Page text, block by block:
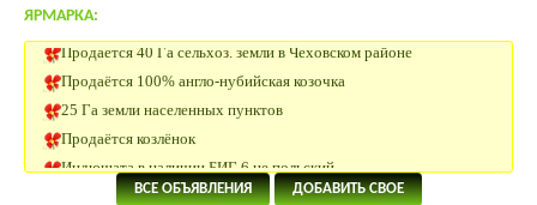
ЯРМАРКА:
Продается 40 Га сельхоз. земли в Чеховском районе
коза породы ламанчи
ВСЕ ОБЪЯВЛЕНИЯ ДОБАВИТЬ СВОЕ